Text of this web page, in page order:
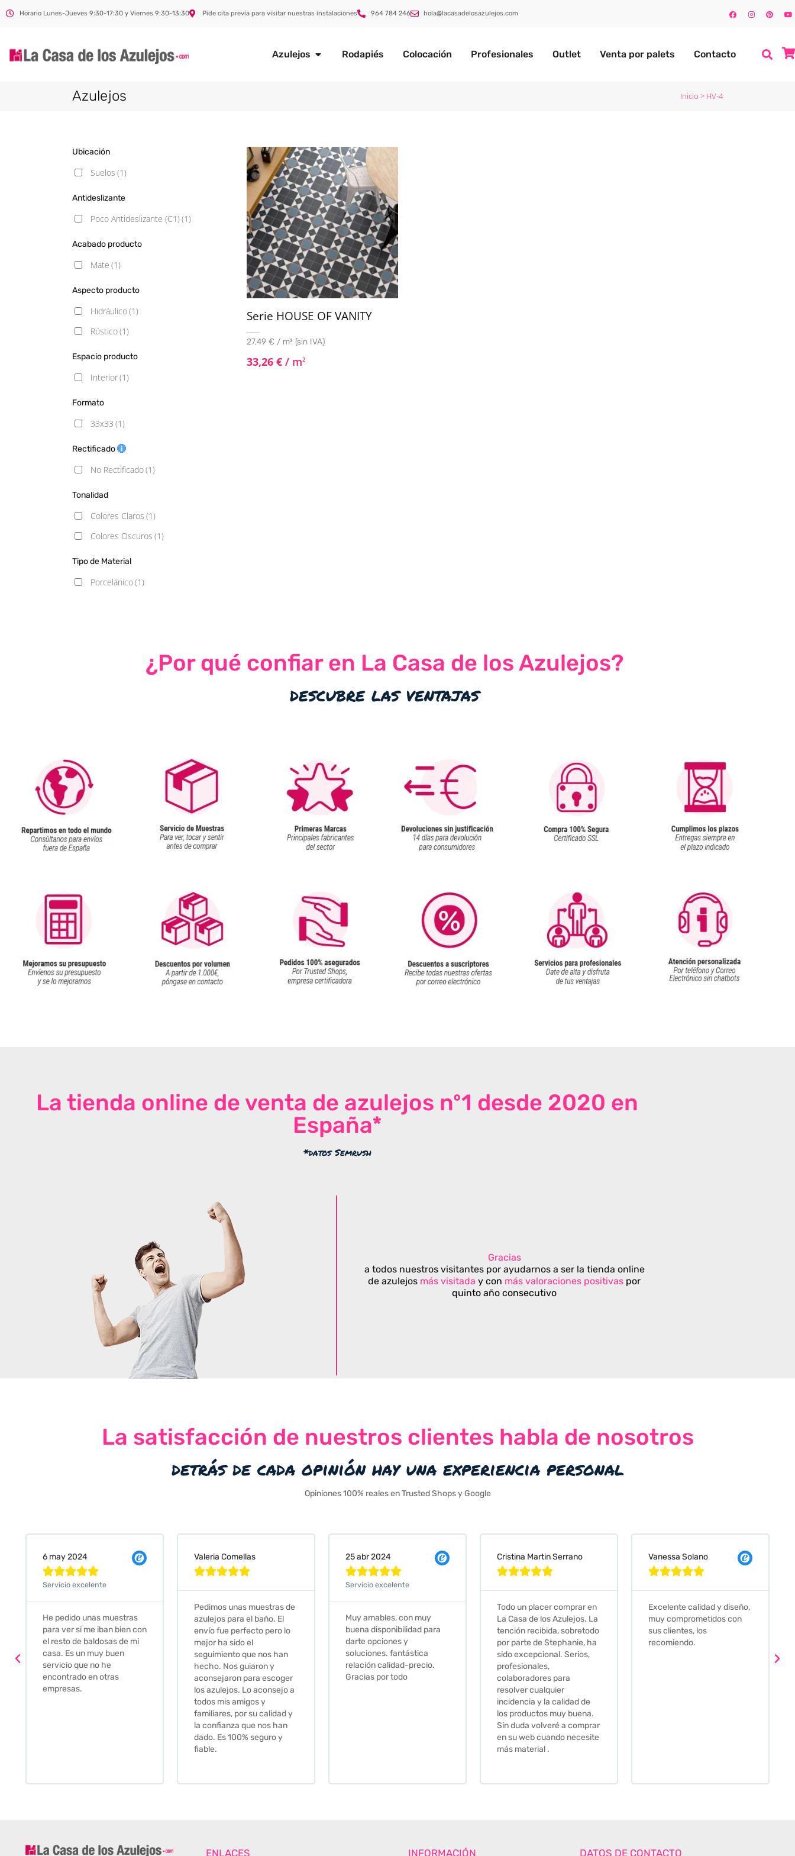
Horario Lunes-Jueves 9:30-17:30 y Viernes 9:30-13:30 Pide cita previa para visitar nuestras instalaciones 964 784 246 hola@lacasadelosazulejos.com
Azulejos Rodapiés Colocación Profesionales Outlet Venta por palets Contacto
Azulejos Inicio > HV-4
Ubicación
Suelos (1)
Antideslizante
Poco Antideslizante (C1)(1)
Acabado producto
Mate (1)
Aspecto producto
Hidráulico(1)
Rústico(1)
Espacio producto
Interior(1)
Formato
33x33 (1)
Rectificado
No Rectificado(1)
Tonalidad
Colores Claros (1)
Colores Oscuros (1)
Tipo de Material
Porcelánico(1)
Serie HOUSE OF VANITY
27,49 € / m² (sin IVA)
33,26 € / m2
¿Por qué confiar en La Casa de los Azulejos?
descubre las ventajas
La tienda online de venta de azulejos nº1 desde 2020 en
España*
*datos Semrush
Gracias
a todos nuestros visitantes por ayudarnos a ser la tienda online
de azulejos más visitada y con más valoraciones positivas por
quinto año consecutivo
La satisfacción de nuestros clientes habla de nosotros
detrás de cada opinión hay una experiencia personal
Opiniones 100% reales en Trusted Shops y Google
Valeria Comellas

azulejos para el baño. El
envío fue perfecto pero lo
mejor ha sido el
seguimiento que nos han
hecho. Nos guiaron y
aconsejaron para escoger
los azulejos. Lo aconsejo a
25 abr 2024

Muy amables, con muy
buena disponibilidad para
darte opciones y
soluciones. fantástica
relación calidad-precio.
Gracias por todo
Cristina Martin Serrano

La Casa de los Azulejos. La
tención recibida, sobretodo
por parte de Stephanie, ha
sido excepcional. Serios,
profesionales,
colaboradores para
Vanessa Solano

Excelente calidad y diseño,
muy comprometidos con
sus clientes, los
recomiendo.
Judit Bonet Pardell

Que decir, si teneis que
comprar alguna baldosa
este és el sitio indicado! Yo
pedi una muestra y me
ENLACES INFORMACIÓN DATOS DE CONTACTO